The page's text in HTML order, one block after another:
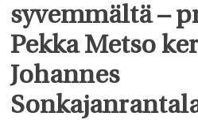
Apua & tukea
Tule mukaan
Hautausmaa
Yhteystiedot
syvemmältä –
Pekka Metso
Johannes